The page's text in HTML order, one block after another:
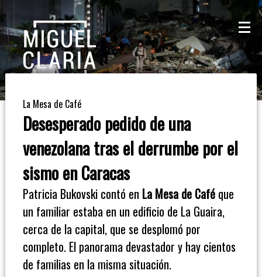
La
Mesa
De
Café
Columna
Opinión
Radioinforme
Fútbol
La Mesa de Café
Desesperado pedido de una
venezolana tras el derrumbe por el
sismo en Caracas
Patricia Bukovski contó en La Mesa de Caféque
un familiar estaba en un edificio de La Guaira,
cerca de la capital, que se desplomó por
completo. El panorama devastador y hay cientos
de familias en la misma situación.